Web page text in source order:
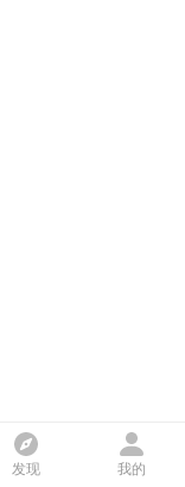
发现 我的